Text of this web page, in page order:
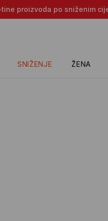
proizvoda po sniženim
SNIŽENJE ŽENA